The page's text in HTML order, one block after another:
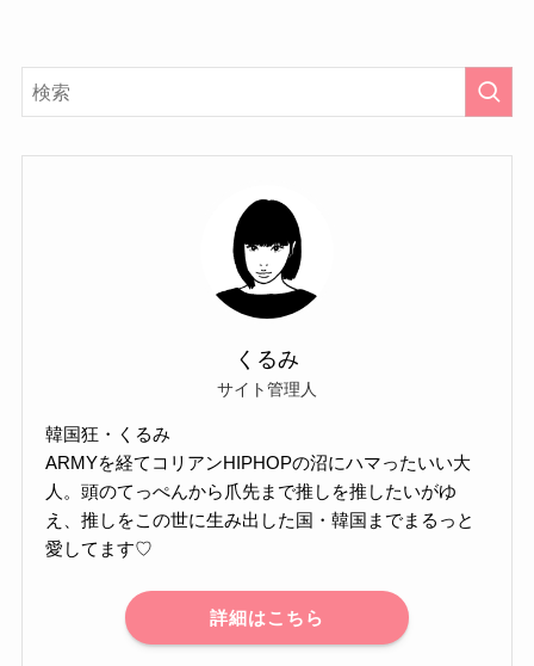
くるみ
サイト管理人
韓国狂・くるみ
ARMYを経てコリアンHIPHOPの沼にハマったいい大
人。頭のてっぺんから爪先まで推しを推したいがゆ
え、推しをこの世に生み出した国・韓国までまるっと
愛してます♡
詳細はこちら